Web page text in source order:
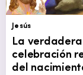
Jesús
La verdadera
celebración
del